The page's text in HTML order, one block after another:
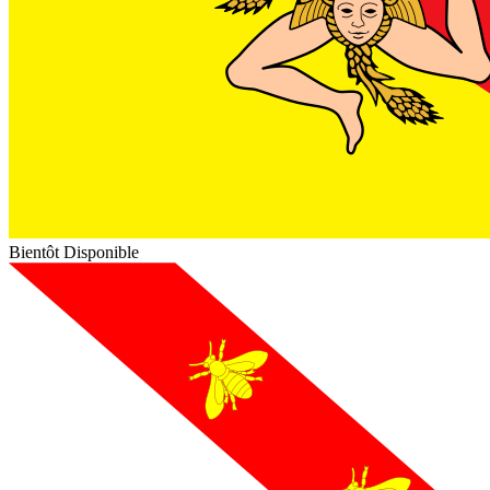
Bientôt Disponible